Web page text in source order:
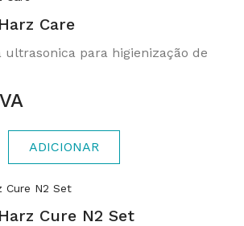
Care
para higienização de
ADICIONAR
Cure N2 Set